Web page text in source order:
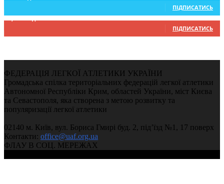
ПІДПИСАТИСЬ
9,370 Підписників
ПІДПИСАТИСЬ
ФЕДЕРАЦІЯ ЛЕГКОЇ АТЛЕТИКИ УКРАЇНИ
Громадська спілка територіальних федерацій легкої атлетики
Автономної Республіки Крим, областей України, міст Києва
та Севастополя, яка створена з метою розвитку та
популяризації легкої атлетики
02140 м. Київ, вул. Бориса Гмирі буд. 2, під’їзд №1, 17 поверх
Контакти: office@uaf.org.ua
ФЛАУ В СОЦ. МЕРЕЖАХ